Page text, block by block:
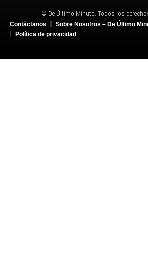
© De Último Minuto. Todos los
Contáctanos
Sobre Nosotros – De Último
Política de privacidad